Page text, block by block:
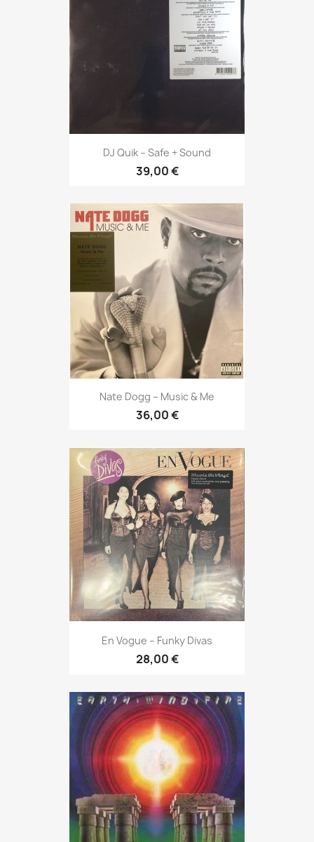
DJ Quik – Safe + Sound
39,00 €
Nate Dogg ‎– Music & Me
36,00 €
En Vogue – Funky Divas
28,00 €